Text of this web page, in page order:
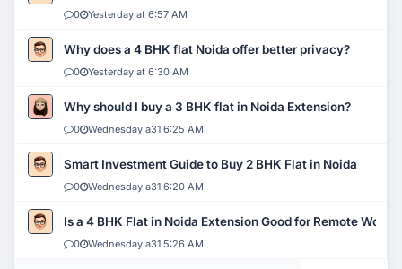
0 Yesterday at 6:57 AM
Why does a 4 BHK flat Noida offer better privacy?
0 Yesterday at 6:30 AM
Why should I buy a 3 BHK flat in Noida Extension?
0 Wednesday a31 6:25 AM
Smart Investment Guide to Buy 2 BHK Flat in Noida
0 Wednesday a31 6:20 AM
Is a 4 BHK Flat in Noida Extension Good for Remote Work?
0 Wednesday a31 5:26 AM